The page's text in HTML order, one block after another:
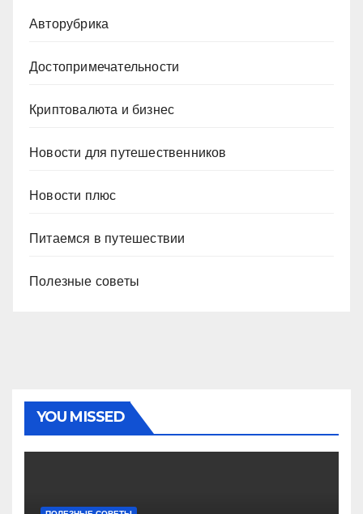
Авторубрика
Достопримечательности
Криптовалюта и бизнес
Новости для путешественников
Новости плюс
Питаемся в путешествии
Полезные советы
YOU MISSED